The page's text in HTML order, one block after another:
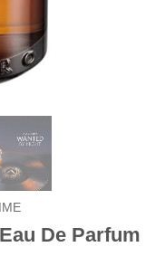
De Parfum